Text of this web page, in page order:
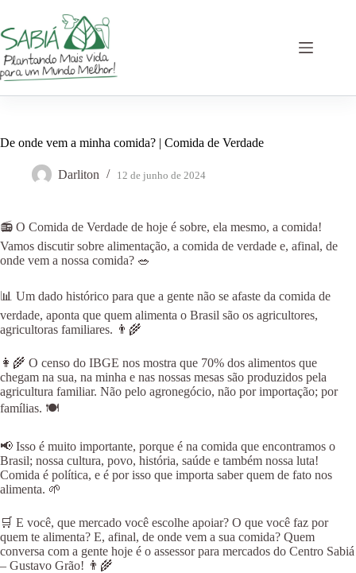
o
conteúdo
De onde vem a minha comida? | Comida de Verdade
Darliton 12 de junho de 2024
📻 O Comida de Verdade de hoje é sobre, ela mesmo, a comida!
Vamos discutir sobre alimentação, a comida de verdade e, afinal, de
onde vem a nossa comida? 🥗
📊 Um dado histórico para que a gente não se afaste da comida de
verdade, aponta que quem alimenta o Brasil são os agricultores,
agricultoras familiares. 👨‍🌾
👩‍🌾 O censo do IBGE nos mostra que 70% dos alimentos que
chegam na sua, na minha e nas nossas mesas são produzidos pela
agricultura familiar. Não pelo agronegócio, não por importação; por
famílias. 🍽
📢 Isso é muito importante, porque é na comida que encontramos o
Brasil; nossa cultura, povo, história, saúde e também nossa luta!
Comida é política, e é por isso que importa saber quem de fato nos
alimenta. 🌱
🛒 E você, que mercado você escolhe apoiar? O que você faz por
quem te alimenta? E, afinal, de onde vem a sua comida? Quem
conversa com a gente hoje é o assessor para mercados do Centro Sabiá
– Gustavo Grão! 👨‍🌾